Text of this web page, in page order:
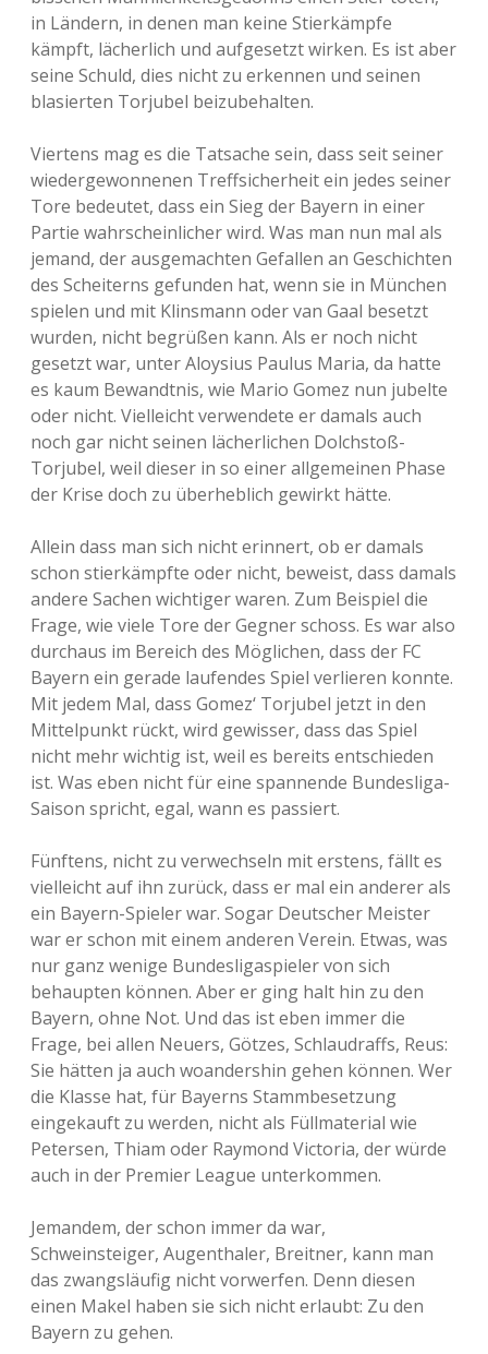
in Ländern, in denen man keine Stierkämpfe
kämpft, lächerlich und aufgesetzt wirken. Es ist aber
seine Schuld, dies nicht zu erkennen und seinen
blasierten Torjubel beizubehalten.
Viertens mag es die Tatsache sein, dass seit seiner
wiedergewonnenen Treffsicherheit ein jedes seiner
Tore bedeutet, dass ein Sieg der Bayern in einer
Partie wahrscheinlicher wird. Was man nun mal als
jemand, der ausgemachten Gefallen an Geschichten
des Scheiterns gefunden hat, wenn sie in München
spielen und mit Klinsmann oder van Gaal besetzt
wurden, nicht begrüßen kann. Als er noch nicht
gesetzt war, unter Aloysius Paulus Maria, da hatte
es kaum Bewandtnis, wie Mario Gomez nun jubelte
oder nicht. Vielleicht verwendete er damals auch
noch gar nicht seinen lächerlichen Dolchstoß-
Torjubel, weil dieser in so einer allgemeinen Phase
der Krise doch zu überheblich gewirkt hätte.
Allein dass man sich nicht erinnert, ob er damals
schon stierkämpfte oder nicht, beweist, dass damals
andere Sachen wichtiger waren. Zum Beispiel die
Frage, wie viele Tore der Gegner schoss. Es war also
durchaus im Bereich des Möglichen, dass der FC
Bayern ein gerade laufendes Spiel verlieren konnte.
Mit jedem Mal, dass Gomez‘ Torjubel jetzt in den
Mittelpunkt rückt, wird gewisser, dass das Spiel
nicht mehr wichtig ist, weil es bereits entschieden
ist. Was eben nicht für eine spannende Bundesliga-
Saison spricht, egal, wann es passiert.
Fünftens, nicht zu verwechseln mit erstens, fällt es
vielleicht auf ihn zurück, dass er mal ein anderer als
ein Bayern-Spieler war. Sogar Deutscher Meister
war er schon mit einem anderen Verein. Etwas, was
nur ganz wenige Bundesligaspieler von sich
behaupten können. Aber er ging halt hin zu den
Bayern, ohne Not. Und das ist eben immer die
Frage, bei allen Neuers, Götzes, Schlaudraffs, Reus:
Sie hätten ja auch woandershin gehen können. Wer
die Klasse hat, für Bayerns Stammbesetzung
eingekauft zu werden, nicht als Füllmaterial wie
Petersen, Thiam oder Raymond Victoria, der würde
auch in der Premier League unterkommen.
Jemandem, der schon immer da war,
Schweinsteiger, Augenthaler, Breitner, kann man
das zwangsläufig nicht vorwerfen. Denn diesen
einen Makel haben sie sich nicht erlaubt: Zu den
Bayern zu gehen.